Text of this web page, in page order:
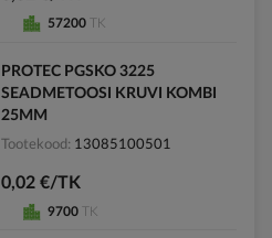
57200 TK
PROTEC PGSKO 3225
SEADMETOOSI KRUVI KOMBI
25MM
Tootekood 13085100501
0,02 €/TK
9700 TK